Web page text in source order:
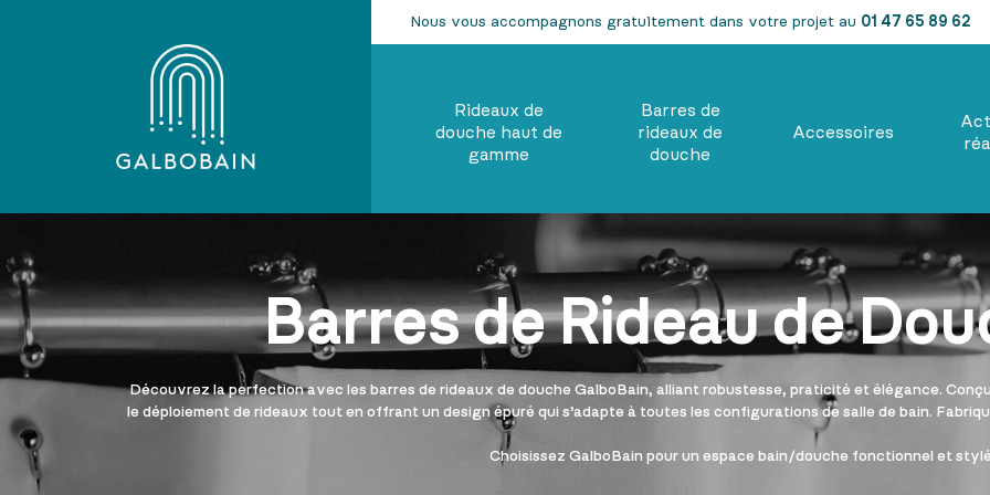
Nous vous accompagnons gratuitement dans votre projet au 01 47 65 89 62
Rideaux de
douche haut de
gamme
Barres de
rideaux de
douche
Accessoires
Barres de Rideau de
Découvrez la perfection avec les barres de rideaux de douche GalboBain, alliant robustesse, praticité et élégance.
le déploiement de rideaux tout en offrant un design épuré qui s’adapte à toutes les configurations de salle de bain.
Choisissez GalboBain pour un espace bain/douche fonctionnel et